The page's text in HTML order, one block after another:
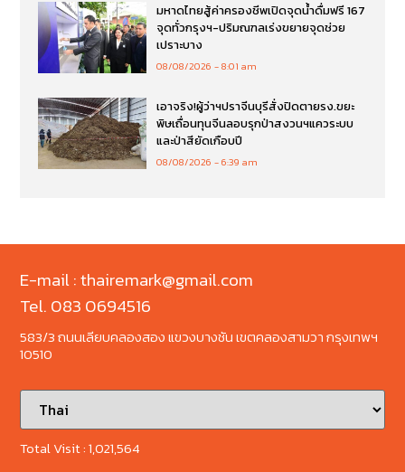
มหาดไทยสู้ค่าครองชีพเปิดจุดน้ำดื่มฟรี 167
จุดทั่วกรุงฯ-ปริมณฑลเร่งขยายจุดช่วย
เปราะบาง
08/08/2026 8:01 am
เอาจริง!ผู้ว่าฯปราจีนบุรีสั่งปิดตายรง.ขยะ
พิษเถื่อนทุนจีนลอบรุกป่าสงวนฯแควระบบ
และป่าสียัดเกือบปี
08/08/2026 6:39 am
E-mail : thairemark@gmail.com
Tel. 083 0694516
583/3 ถนนเลียบคลองสอง แขวงบางชัน เขตคลองสามวา กรุงเทพฯ
10510
Total Visit :1,021,564